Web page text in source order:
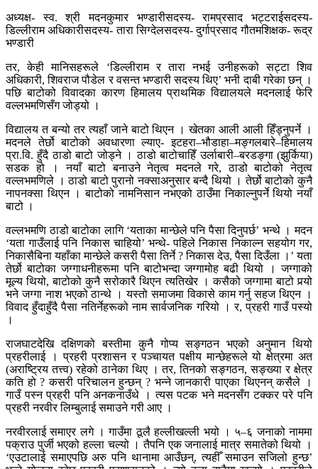
अध्यक्ष- स्व. श्री मदनकुमार भण्डारीसदस्य- रामप्रसाद भट्टराईसदस्य-
डिल्लीराम अधिकारीसदस्य- तारा सिग्देलसदस्य- दुर्गाप्रसाद गौतमशिक्षक- रूद्र
भण्डारी
तर, केही मानिसहरूले ‘डिल्लीराम र तारा नभई उनीहरूको सट्टा शिव
अधिकारी, शिवराज पौडेल र वसन्त भण्डारी सदस्य थिए’ भनी दाबी गरेका छन् ।
पछि बाटोको विवादका कारण हिमालय प्राथमिक विद्यालयले मदनलाई फेरि
वल्लभमणिसँग जोड्यो ।
विद्यालय त बन्यो तर त्यहाँ जाने बाटो थिएन । खेतका आली आली हिँड्नुपर्ने ।
मदनले तेर्छो बाटोको अवधारणा ल्याए- इटहरा–भौडाहा–मङ्गलबारे–हिमालय
प्रा.वि. हुँदै ठाडो बाटो जोड्ने । ठाडो बाटोचाहिँ उर्लाबारी–बरडङ्गा (झुर्किया)
सडक हो । नयाँ बाटो बनाउने नेतृत्व मदनले गरे, ठाडो बाटोको नेतृत्व
वल्लभमणिले । ठाडो बाटो पुरानो नक्साअनुसार बन्दै थियो । तेर्छो बाटोको कुनै
नापनक्सा थिएन । बाटोको नामनिसान नभएको ठाउँमा निकाल्नुपर्ने थियो नयाँ
बाटो ।
वल्लभमणि ठाडो बाटोका लागि ‘यताका मान्छेले पनि पैसा दिनुपर्छ’ भन्थे । मदन
‘यता गाउँलाई पनि निकास चाहियो’ भन्थे- पहिले निकास निकाल्न सहयोग गर,
निकासैबिना यहाँका मान्छेले कसरी पैसा तिर्ने ? निकास देउ, पैसा दिउँला ।’ यता
तेर्छो बाटोका जग्गाधनीहरूमा पनि बाटोभन्दा जग्गामोह बढी थियो । जग्गाको
मूल्य थियो, बाटोको कुनै सरोकारै थिएन त्यतिखेर । कसैको जग्गामा बाटो पर्‍यो
भने जग्गा नाश भएको ठान्थे । यस्तो समाजमा विकासे काम गर्नु सहज थिएन ।
विवाद हुँदाहुँदै पैसा नतिर्नेहरूको नाम सार्वजनिक गरियो । र, प्रहरी गाउँ पस्यो
।
राजघाटदेखि दक्षिणको बस्तीमा कुनै गोप्य सङ्गठन भएको अनुमान थियो
प्रहरीलाई । प्रहरी प्रशासन र पञ्चायत पक्षीय मान्छेहरूले यो क्षेत्रमा अत
(अराष्ट्रिय तत्त्व) रहेको ठानेका थिए । तर, तिनको सङ्गठन, सङ्ख्या र क्षेत्र
कति हो ? कसरी परिचालन हुन्छन् ? भन्ने जानकारी पाएका थिएनन् कसैले ।
गाउँ पस्न प्रहरी पनि अनकनाउँथे । त्यस पटक भने मदनसँग टक्कर परे पनि
प्रहरी नरवीर लिम्बुलाई समाउने गरी आए ।
नरवीरलाई समाएर लगे । गाउँमा ठूलै हल्लीखल्ली भयो । ५–६ जनाको नाममा
पक्राउ पुर्जी भएको हल्ला चल्यो । तैपनि एक जनालाई मात्र समातेको थियो ।
‘एउटालाई समाएपछि अरु पनि थानामा आउँछन्, त्यहीँ समाउन सजिलो हुन्छ’